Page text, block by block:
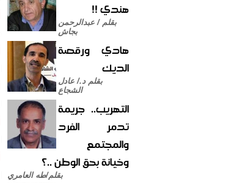
هندي !!
بقلم / عبدالرحمن
بجاش
هادي ورقصة
الديك
بقلم د./ عادل
الشجاع
التهريب.. جريمة
تدمر الفرد
والمجتمع
وخيانة بحق الوطن ..؟
بقلم/طه العامري